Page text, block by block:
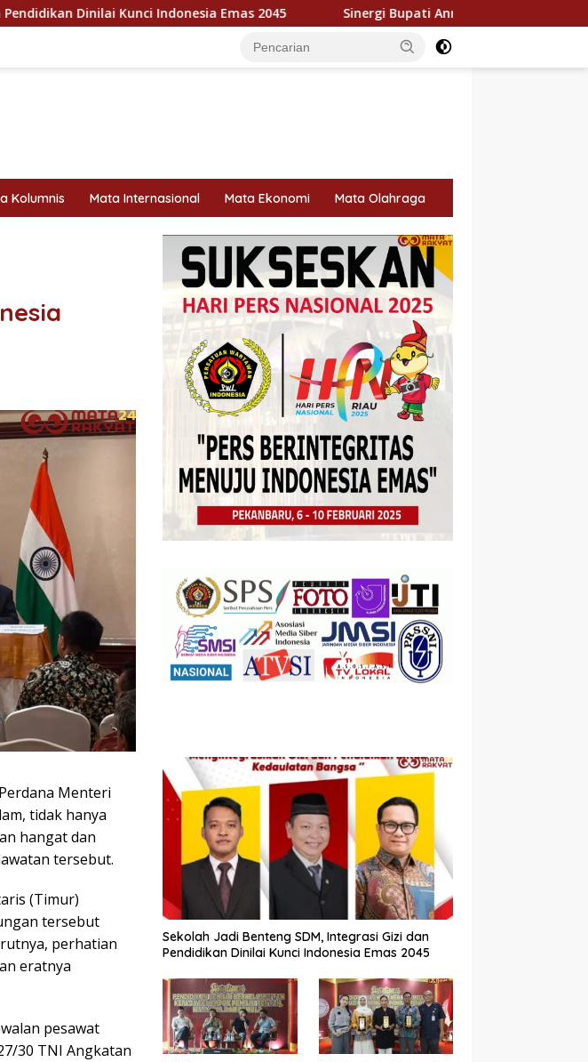
Emas 2045 Sinergi Bupati Annisa dan Poniman Hadirkan Jalan Rigid Beton
Kolumnis Mata Internasional Mata Ekonomi Mata Olahraga
Menteri
tidak hanya
hangat dan
tersebut.
(Timur)
tersebut
perhatian
eratnya
pesawat
30 TNI Angkatan
Sekolah Jadi Benteng SDM, Integrasi Gizi dan
Pendidikan Dinilai Kunci Indonesia Emas 2045